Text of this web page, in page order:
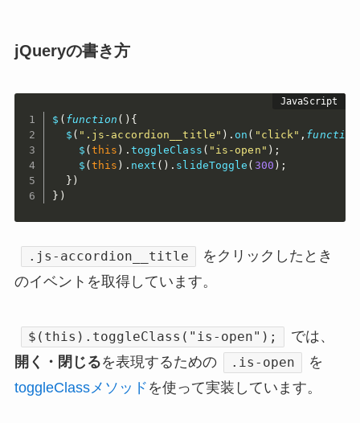
jQueryの書き方
$ ( function ( ) {
$ ( ".js-accordion__title" ) . on ( "click" , function
$ (this ) . toggleClass ( "is-open" ) ;
$ (this ) . next ( ) . slideToggle ( 300 ) ;
} )
} )
.js-accordion__title
をクリックしたとき
のイベントを取得しています。
$(this).toggleClass("is-open");
では、
開く・閉じるを表現するための .is-open
を
toggleClassメソッド を使って実装しています。